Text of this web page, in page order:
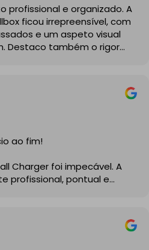
profissional e organizado. A
ficou irrepreensível, com
e um aspeto visual
Destaco também o rigor
e legalidade.
ao fim!
Charger foi impecável. A
profissional, pontual e
melhor solução para a minha
o trabalho com